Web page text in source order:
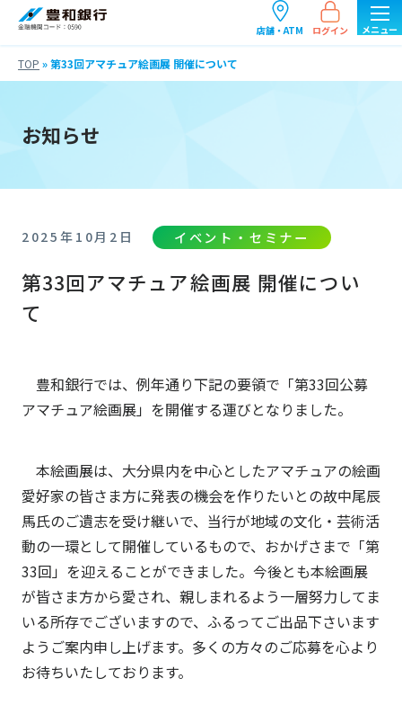
店舗・ATM ログイン
TOP »第33回アマチュア絵画展 開催について
お知らせ
2025年10月2日 イベント・セミナー
第33回アマチュア絵画展 開催につい
て
豊和銀行では、例年通り下記の要領で「第33回公募
アマチュア絵画展」を開催する運びとなりました。
本絵画展は、大分県内を中心としたアマチュアの絵画
愛好家の皆さま方に発表の機会を作りたいとの故中尾辰
馬氏のご遺志を受け継いで、当行が地域の文化・芸術活
動の一環として開催しているもので、おかげさまで「第
33回」を迎えることができました。今後とも本絵画展
が皆さま方から愛され、親しまれるよう一層努力してま
いる所存でございますので、ふるってご出品下さいます
ようご案内申し上げます。多くの方々のご応募を心より
お待ちいたしております。